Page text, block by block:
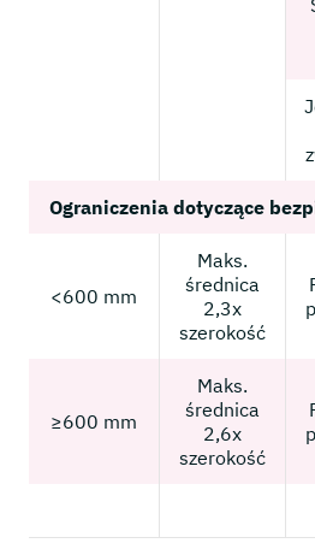
Ograniczenia dotyczące
<600 mm
Maks.
średnica
2,3x
szerokość
≥600 mm
Maks.
średnica
2,6x
szerokość